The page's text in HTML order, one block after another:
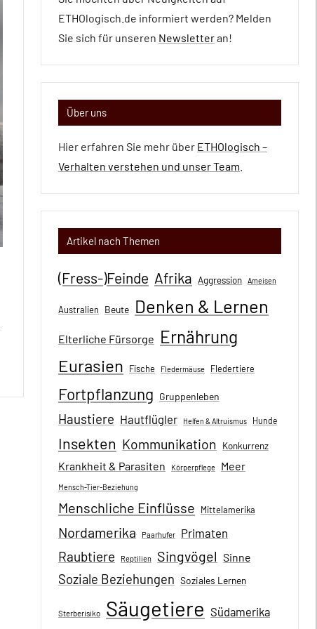
ETHOlogisch.de informiert werden? Melden
Sie sich für unseren Newsletteran!
Über uns
Hier erfahren Sie mehr über ETHOlogisch –
Verhalten verstehen und unser Team
Artikel nach Themen
(Fress-)Feinde Afrika Aggression Ameisen
Australien Beute Denken & Lernen
Elterliche Fürsorge Ernährung
Eurasien Fische Fledermäuse Fledertiere
Fortpflanzung Gruppenleben
Haustiere Hautflügler Helfen & Altruismus Hunde
Insekten Kommunikation Konkurrenz
Krankheit & Parasiten Körperpflege Meer
Mensch-Tier-Beziehung
Menschliche Einflüsse Mittelamerika
Nordamerika Paarhufer Primaten
Raubtiere Reptilien Singvögel Sinne
Soziale Beziehungen Soziales Lernen
Sterberisiko Säugetiere Südamerika